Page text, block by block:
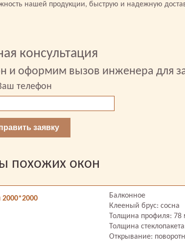
нашей продукции, быструю и надежную
консультация
и оформим вызов инженера для
телефон
заявку
похожих окон
Балконное
Клееный брус: сосна
Толщина профиля: 78
Толщина
Открывание: